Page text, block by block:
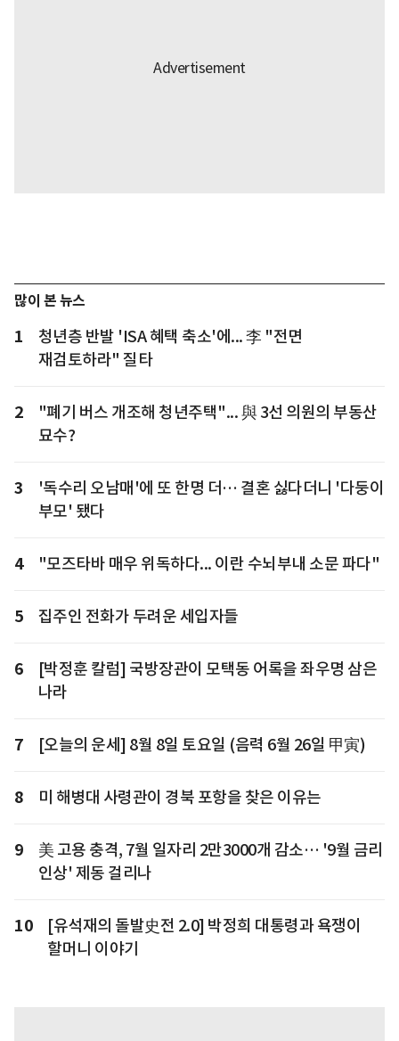
많이 본 뉴스
1
청년층 반발 'ISA 혜택 축소'에... 李 "전면
재검토하라" 질타
2
"폐기 버스 개조해 청년주택"... 與 3선 의원의 부동산
묘수?
3
'독수리 오남매'에 또 한명 더… 결혼 싫다더니 '다둥이
부모' 됐다
4 "모즈타바 매우 위독하다... 이란 수뇌부내 소문 파다"
5 집주인 전화가 두려운 세입자들
6
[박정훈 칼럼] 국방장관이 모택동 어록을 좌우명 삼은
나라
7 [오늘의 운세] 8월 8일 토요일 (음력 6월 26일 甲寅)
8 미 해병대 사령관이 경북 포항을 찾은 이유는
9
美 고용 충격, 7월 일자리 2만3000개 감소… '9월 금리
인상' 제동 걸리나
10
[유석재의 돌발史전 2.0] 박정희 대통령과 욕쟁이
할머니 이야기